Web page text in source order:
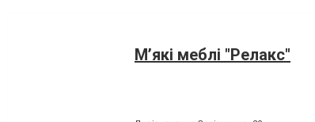
М’які меблі "Релакс"